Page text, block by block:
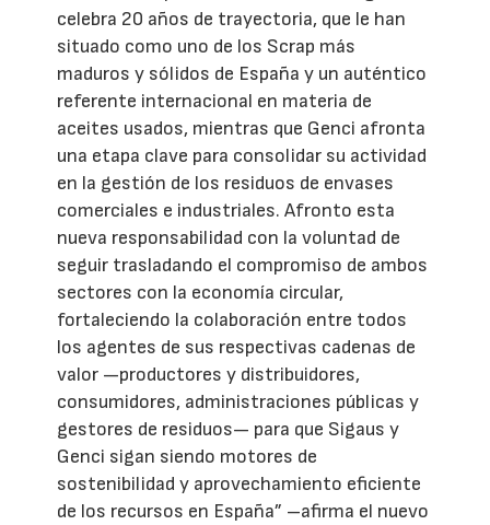
celebra 20 años de trayectoria, que le han
situado como uno de los Scrap más
maduros y sólidos de España y un auténtico
referente internacional en materia de
aceites usados, mientras que Genci afronta
una etapa clave para consolidar su actividad
en la gestión de los residuos de envases
comerciales e industriales. Afronto esta
nueva responsabilidad con la voluntad de
seguir trasladando el compromiso de ambos
sectores con la economía circular,
fortaleciendo la colaboración entre todos
los agentes de sus respectivas cadenas de
valor —productores y distribuidores,
consumidores, administraciones públicas y
gestores de residuos— para que Sigaus y
Genci sigan siendo motores de
sostenibilidad y aprovechamiento eficiente
de los recursos en España” –afirma el nuevo